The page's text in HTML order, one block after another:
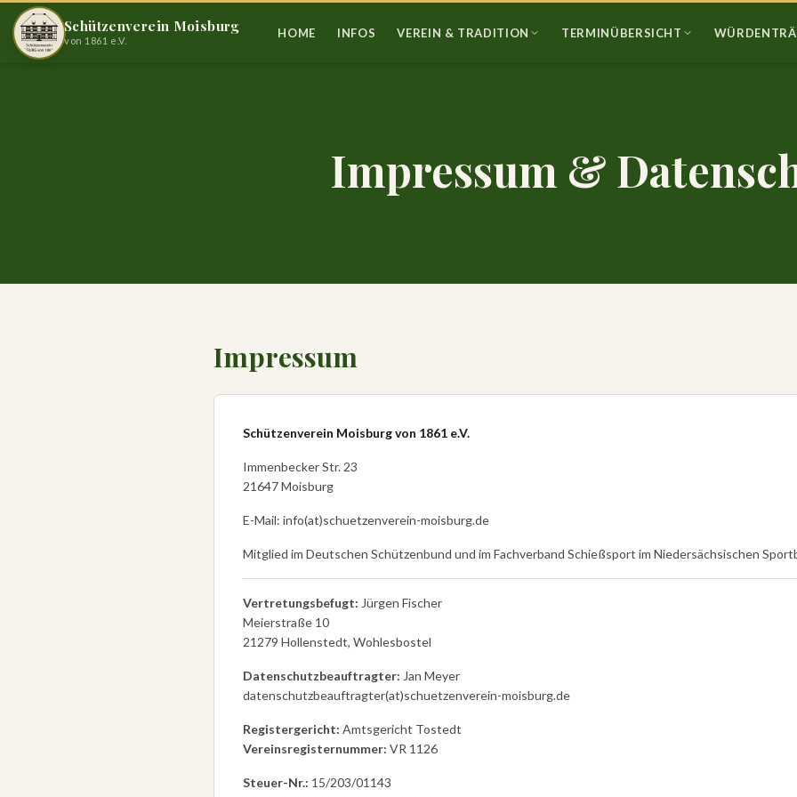
Schützenverein Moisburg
von 1861 e.V.
HOME INFOS VEREIN & TRADITION TERMINÜBERSICHT
Impressum &
Impressum
Schützenverein Moisburg von 1861 e.V.
Immenbecker Str. 23
21647 Moisburg
E-Mail: info(at)schuetzenverein-moisburg.de
Mitglied im Deutschen Schützenbund und im Fachverband Schießsport im Niedersächsischen
Vertretungsbefugt: Jürgen Fischer
Meierstraße 10
21279 Hollenstedt, Wohlesbostel
Datenschutzbeauftragter: Jan Meyer
datenschutzbeauftragter(at)schuetzenverein-moisburg.de
Registergericht: Amtsgericht Tostedt
Vereinsregisternummer: VR 1126
Steuer-Nr.: 15/203/01143